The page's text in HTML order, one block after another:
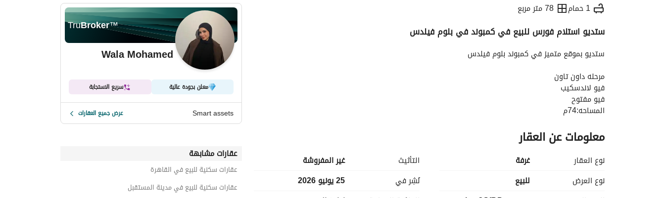
1 حمام 78 متر مربع
الاتجاهات والمؤشرات رهن عقاري
ستديو استلام فورس للبيع في كمبوند في بلوم فيلدس
ستديو بموقع متميز في كمبوند بلوم فيلدس
مرحله داون تاون
فيو لاندسكيب
فيو مفتوح
المساحه:74م
1حمام
نص تشطيب
معلومات عن العقار
نوع العقار
غرفة
نوع العرض
للبيع
التأثيث
غير المفروشة
نُشِر في
25 يونيو 2026
TruBroker™
Wala Mohamed
معلن بجودة عالية سريع الاستجابة
Smart assets عرض جميع العقارات
عقارات مشابهة
عقارات سكنية للبيع في القاهرة
عقارات سكنية للبيع في مدينة المستقبل